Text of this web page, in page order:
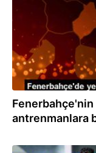
Fenerbahçe'nin
antrenmanlara